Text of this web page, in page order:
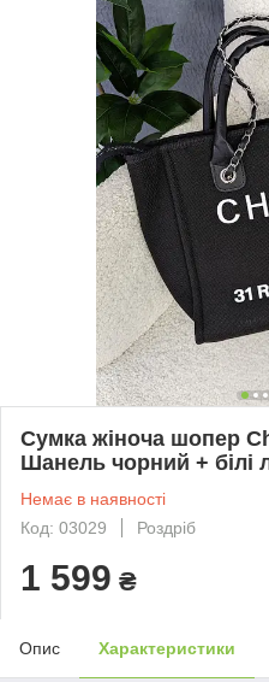
Сумка жіноча шопер
Шанель чорний + білі
Немає в наявності
Код: 03029
Роздріб
1 599 ₴
Опис Характеристики